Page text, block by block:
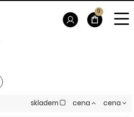
skladem cena cena
0